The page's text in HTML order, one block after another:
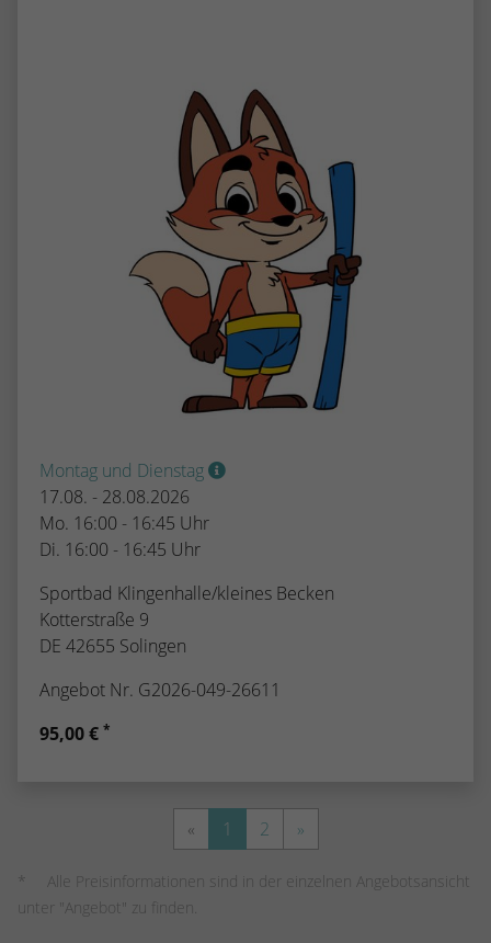
Montag und Dienstag
17.08. - 28.08.2026
Mo. 16:00 - 16:45 Uhr
Di. 16:00 - 16:45 Uhr
Sportbad Klingenhalle/kleines Becken
Kotterstraße 9
DE 42655 Solingen
Angebot Nr. G2026-049-26611
95,00 € *
« 1 2 »
Alle Preisinformationen sind in der einzelnen Angebotsansicht
unter "Angebot" zu finden.